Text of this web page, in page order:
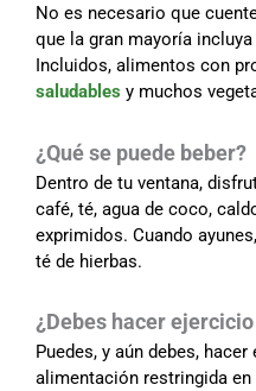
No es necesario que
que la gran mayoría
Incluidos, alimentos con
saludables y muchos
¿Qué se puede beber?
Dentro de tu ventana,
café, té, agua de coco,
exprimidos. Cuando
té de hierbas.
¿Debes hacer
Puedes, y aún debes,
alimentación restringida